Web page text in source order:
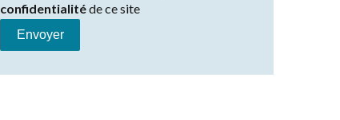
confidentialitéde ce site
Envoyer